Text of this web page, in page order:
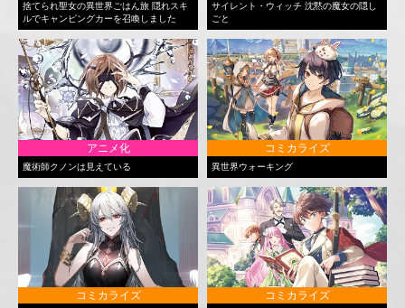
捨てられ聖女の異世界ごはん旅 隠れスキ
ルでキャンピングカーを召喚しました
サイレント・ウィッチ 沈黙の魔女の隠し
ごと
アニメ化
魔術師クノンは見えている
コミカライズ
異世界ウォーキング
コミカライズ コミカライズ